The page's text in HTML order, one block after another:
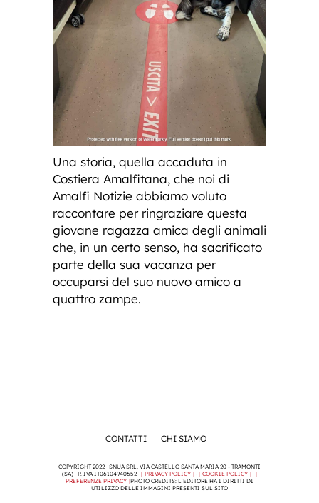
Una storia, quella accaduta in
Costiera Amalfitana, che noi di
Amalfi Notizie abbiamo voluto
raccontare per ringraziare questa
giovane ragazza amica degli animali
che, in un certo senso, ha sacrificato
parte della sua vacanza per
occuparsi del suo nuovo amico a
quattro zampe.
CONTATTI CHI SIAMO
COPYRIGHT 2022 · SNUA SRL, VIA CASTELLO SANTA MARIA 20 - TRAMONTI
(SA) · P. IVA IT06104940652 · [ PRIVACY POLICY ]· [ COOKIE POLICY ]· [
PREFERENZE PRIVACY ]PHOTO CREDITS: L'EDITORE HA I DIRITTI DI
UTILIZZO DELLE IMMAGINI PRESENTI SUL SITO